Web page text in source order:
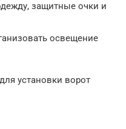
защитные очки и
освещение
установки ворот